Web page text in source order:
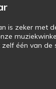
is zeker met
één van de